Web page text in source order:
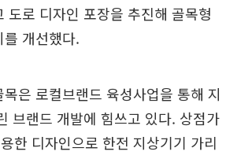
도로 디자인 포장을 추진해 골목형
개선했다.
은 로컬브랜드 육성사업을 통해 지
브랜드 개발에 힘쓰고 있다. 상점가
한 디자인으로 한전 지상기기 가리